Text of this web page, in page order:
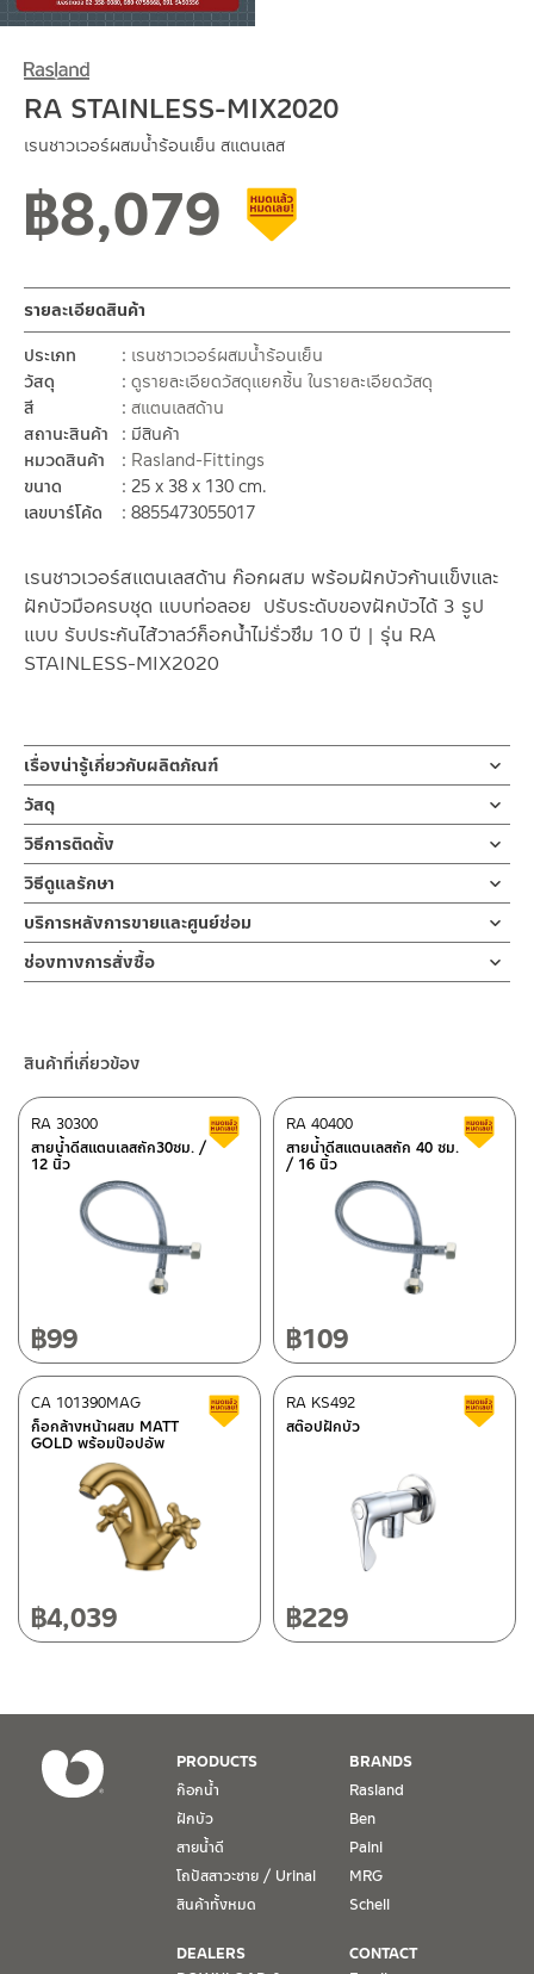
RA STAINLESS-MIX2020
เรนชาวเวอร์ผสมน้ำร้อนเย็น สแตนเลส
฿8,079
เรนชาวเวอร์สแตนเลสด้าน ก๊อกผสม พร้อมฝักบัวก้านแข็งและ
ฝักบัวมือครบชุด แบบท่อลอย ปรับระดับของฝักบัวได้ 3 รูป
แบบ รับประกันไส้วาลว์ก็อกน้ำไม่รั่วซึม 10 ปี | รุ่น RA
STAINLESS-MIX2020
รายละเอียดสินค้า
ประเภท
เรนชาวเวอร์ผสมน้ำร้อนเย็น
วัสดุ
ดูรายละเอียดวัสดุแยกชิ้น ในรายละเอียดวัสดุ
สี
สแตนเลสด้าน
สถานะสินค้า
มีสินค้า
หมวดสินค้า
Rasland-Fittings
ขนาด
25 x 38 x 130 cm.
เลขบาร์โค้ด
8855473055017
เรื่องน่ารู้เกี่ยวกับผลิตภัณฑ์
เรนชาวเวอร์ หรือ ฝักบัวอาบน้ำแบบท่อยาว น้ำผสมร้อน-เย็น ติดตั้ง
แบบสองท่อ สแตนเลสเกรด 304 สีด้าน มาพร้อมฝักบัวก้านแข็ง/
ฝักบัวด้านบน ผลิตจากสแตนเลส ขนาด เส้นผ่าศูนย์กลาง 25 ซม. และ
ฝักบัวมือแบบถือ 3 ระบบ ผลิตจากสแตนเลส มาพร้อมสายฝักบัวยาว
150 ซม. สามารถเปลี่ยนทิศทางน้ำระหว่าง ฝักบัวมือ และ ฝักบัวด้าน
บน ให้ทำงานแบบน้ำไหลพร้อมกัน หรือ สลับกันได้ ชุดเรนชาวเวอร์
ออกแบบสไตล์ร่วมสมัย รับประกันวาล์วน้ำไม่รั่วซึม 10 ปี
และไม่ขึ้นสนิม ไม่เป็นรอยคราบน้ำ และ การออกแบบให้ความรู้สึกร่วม
สมัย ส่งเสริม ความรู้สึกที่สวยงามและหรูหรา ของฝักบัวอาบน้ำ สายน้ำ
ด้านบน ออกแบบให้น้ำไหลตรง ขนาด 25 ซม. ครอบคลุมทั่วตัว มาพร้อม
ปุ่มยางกำจัดตะกรันที่อุดตันออกได้ง่าย เพียงใช้นิ้วถู ในขณะเปิดน้ำ และ
ฝักบัวมือ 3 ระบบ วาล์วเปิด-ปิด ออกแบบให้มีปากก๊อกลงอ่างเพิ่มฟังชี่
นการใช้งานเพิ่มขึ้น ออกแบบให้เป็นรูปแบบร่วมสมัย ช่วยเพิ่ม
ประสบการณ์การอาบน้ำเหมือนอาบน้ำสายฝน และ ยังสามารถใช้ฝักบัว
มือ ในการชำระล้างในจุดที่ต้องการ เพื่อเป็นการยืนยันความคงทนของ
วาล์วน้ำ จึงกล้ารับประกัน 10 ปี เต็ม
วัสดุ
ก๊อกผสมหรือวาล์วผสมเปิด-ปิด
ผลิตจากสแตนเลสเกรด 304
ท่อเรนชาวเวอร์
ผลิตจากสแตนเลสเกรด 304
หัวฝักบัวก้านแข็ง
ฝักบัวมือ
สายฝักบัวขนาด 150 ซม.
ผลิตจากสแตนเลส
ขอแขวนบนราว
ผลิตจาก ABS
วิธีการติดตั้ง
ข้อแนะนำในการติดตั้ง
ฝักบัว และ ชุดสายฉีดชำระ
สำหรับการติดตั้งใหม่ ให้ไล่ฝุ่น เศษทราย เศษท่อ ออกจากท่อน้ำก่อนติด
ตั้งสินค้า โดยปล่อยน้ำให้ไหลออกจากท่อนาน 1 นาที เพื่อให้แรงน้ำพัด
พาเศษละอองต่างๆ ออกจากท่อน้ำ มิเช่นนั้นสิ่งสกปรกจะเข้าไปภายใน
คลิ๊ก เพื่อดูคู่มือการติดตั้งเป็นเอกสาร
วิธีดูแลรักษา
คำแนะนำในการดูแลรักษาผลิตภัณฑ์
1. ไม่ทำสินค้าให้เกิดความเสียหายอื่น ๆ นอกจากการใช้งานปกติ เช่นไม่
ทำตก ไม่งัดหรือโยกสินค้าแรงๆ
2. ทำความสะอาดสินค้าโดยการใช้ผ้านุ่มๆชุบน้ำหมาดๆแล้วเช็ดให้แห้ง
4. ห้ามใช้แปรง วัสดุแข็ง หยาบ ห้ามใช้ฝอยขัดทำความสะอาด ขัดหรือถู
บริการหลังการขายและศูนย์ซ่อม
ช่องทางออนไลน์
– Email: contact@charnpaiboon.com
ศูนย์บริการและอะไหล่ กรุงเทพฯ
662/61-62 ถนน พระราม3 แขวงบางโพงพาง เขตยานนาวา กรุงเทพฯ
โทร: 02-358-0080 / 080-075-8668 / 091-545-0556
ศูนย์บริการและอะไหล่ เชียงใหม่
118/33 โครงการอรสิริน ม.8 ต.สันปูเลย อ.ดอยสะเก็ด เชียงใหม่
โทร: 080-075-2626
วันจันทร์ – วันศุกร์ เวลา 8:30-17:30 น.
วันเสาร์ เวลา 8:30-15:00 น.
1. การรับประกัน จะต้องมีหลักฐานการซื้อ หรือ ใบเสร็จ โดยทางบริษัทฯ
ขอตรวจสอบโดยนับวันซื้อขายเป็นสำคัญ ทางบริษัทฯ ไม่สามารถให้
เงื่อนไขการรับประกันสินค้าได้ หากไม่มีเอกสารดังกล่าว
2. การรับประกันสินค้า จะรับประกันฉพาะสินค้าที่อยู่ในสภาพการใช้งาน
ปกติ หากมีตำหนิ ชำรุด ร้าว ตกพื้น หรือสภาพภายนอกอยู่ในสภาพที่ใช้
ช่องทางการสั่งซื้อ
สินค้าที่เกี่ยวข้อง
สายน้ำดีสแตนเลสถัก30ซม. /
12 นิ้ว
RA 30300 สินค้าลดราคา เคลียร์สต็อก
฿99
สายน้ำดีสแตนเลสถัก 40 ซม.
/ 16 นิ้ว
RA 40400
฿109
ก็อกล้างหน้าผสม MATT
GOLD พร้อมป๊อปอัพ
CA 101390MAG สินค้าลดราคา เคลียร์สต็อก
฿4,039
สต๊อปฝักบัว
RA KS492
฿229
PRODUCTS
ก๊อกน้ำ
ฝักบัว
สายน้ำดี
โถปัสสาวะชาย / Urinal
สินค้าทั้งหมด
BRANDS
Rasland
Ben
Paini
MRG
Schell
DEALERS
CONTACT